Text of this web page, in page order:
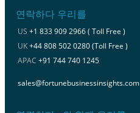
연락하다 우리를
US +1 833 909 2966 ( Toll Free )
UK+44 808 502 0280 (Toll Free )
APAC +91 744 740 1245
sales@fortunebusinessinsights.com